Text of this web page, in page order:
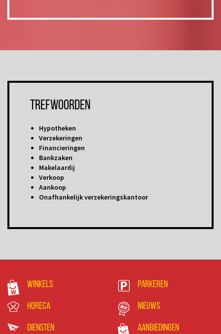
Trefwoorden
Hypotheken
Verzekeringen
Financieringen
Bankzaken
Makelaardij
Verkoop
Aankoop
Onafhankelijk verzekeringskantoor
Winkels
Horeca
Diensten
Parkeren
Nieuws
Aanbiedingen